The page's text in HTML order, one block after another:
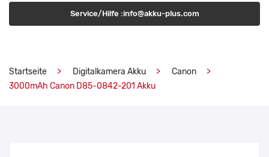
Service/Hilfe :info@akku-plus.com
Startseite Digitalkamera Akku
Canon
3000mAh Canon D85-0842-201 Akku